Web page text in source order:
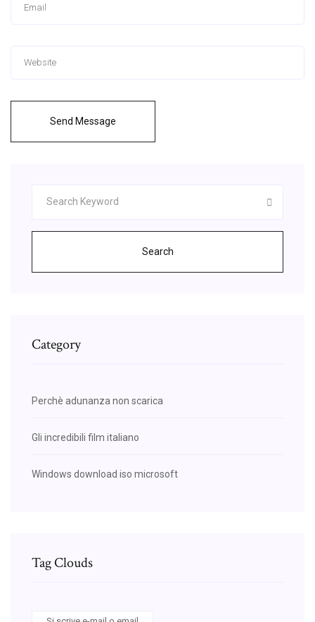
Send Message
Search
Category
Perchè adunanza non scarica
Gli incredibili film italiano
Windows download iso microsoft
Tag Clouds